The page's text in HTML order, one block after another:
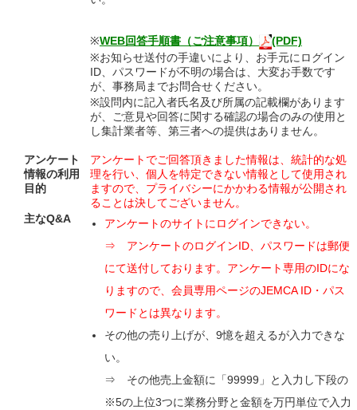
※WEB回答手順書（ご注意事項）
(PDF)
※お知らせ送付の手違いにより、お手元にログイン
ID、パスワードが不明の場合は、大変お手数です
が、事務局までお問合せください。
※設問内に記入者氏名及び所属の記載欄があります
が、ご意見や回答に関する確認の場合のみの使用と
し集計業者等、第三者への提供はありません。
アンケート
情報の利用
目的
アンケートでご回答頂きました情報は、統計的な処
理を行い、個人を特定できない情報として使用され
ますので、プライバシーにかかわる情報が公開され
ることは決してございません。
主なQ&A
アンケートのサイトにログインできない。
⇒ アンケートのログインID、パスワードは郵便
にて送付しております。アンケート専用のIDにな
りますので、会員専用ページのJEMCA ID・パス
ワードとは異なります。
その他の売り上げが、9憶を超えるが入力できな
い。
⇒ その他売上金額に「99999」と入力し下段の
※5の上位3つに業務分野と金額を万円単位で入力